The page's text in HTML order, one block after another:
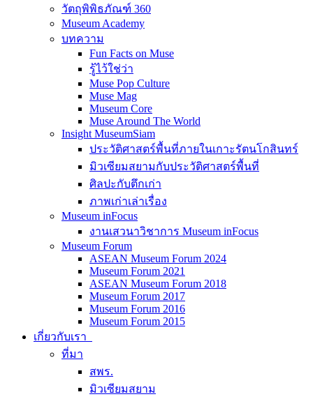
วัตถุพิพิธภัณฑ์ 360
Museum Academy
บทความ
Fun Facts on Muse
รู้ไว้ใช่ว่า
Muse Pop Culture
Muse Mag
Museum Core
Muse Around The World
Insight MuseumSiam
ประวัติศาสตร์พื้นที่ภายในเกาะรัตนโกสินทร์
มิวเซียมสยามกับประวัติศาสตร์พื้นที่
ศิลปะกับตึกเก่า
ภาพเก่าเล่าเรื่อง
Museum inFocus
งานเสวนาวิชาการ Museum inFocus
Museum Forum
ASEAN Museum Forum 2024
Museum Forum 2021
ASEAN Museum Forum 2018
Museum Forum 2017
Museum Forum 2016
Museum Forum 2015
เกี่ยวกับเรา
ที่มา
สพร.
มิวเซียมสยาม